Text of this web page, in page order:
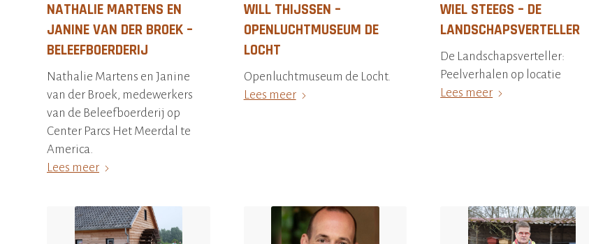
NATHALIE MARTENS EN
JANINE VAN DER BROEK –
BELEEFBOERDERIJ
Nathalie Martens en Janine
van der Broek, medewerkers
van de Beleefboerderij op
Center Parcs Het Meerdal te
America.
Lees meer
WILL THIJSSEN –
OPENLUCHTMUSEUM DE
LOCHT
Openluchtmuseum de Locht.
Lees meer
WIEL STEEGS – DE
LANDSCHAPSVERTELLER
De Landschapsverteller:
Peelverhalen op locatie
Lees meer